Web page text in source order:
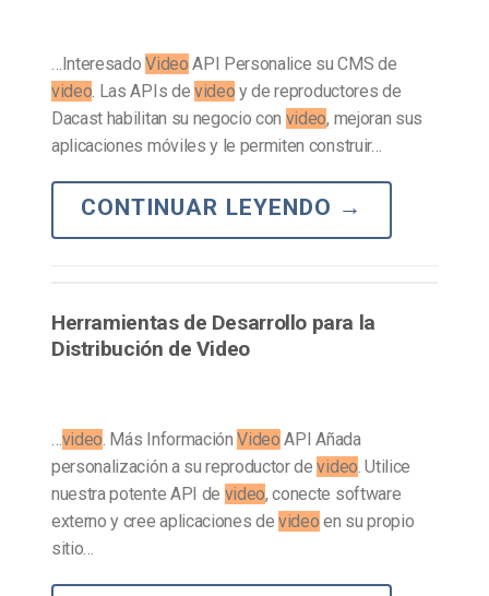
…InteresadoVideo API Personalice su CMS de
video . Las APIs de video y de reproductores de
Dacast habilitan su negocio con video, mejoran sus
aplicaciones móviles y le permiten construir…
CONTINUAR LEYENDO →
Herramientas de Desarrollo para la
Distribución de Video
video . Más InformaciónVideo API Añada
personalización a su reproductor devideo . Utilice
nuestra potente API de video, conecte software
externo y cree aplicaciones devideo en su propio
sitio…